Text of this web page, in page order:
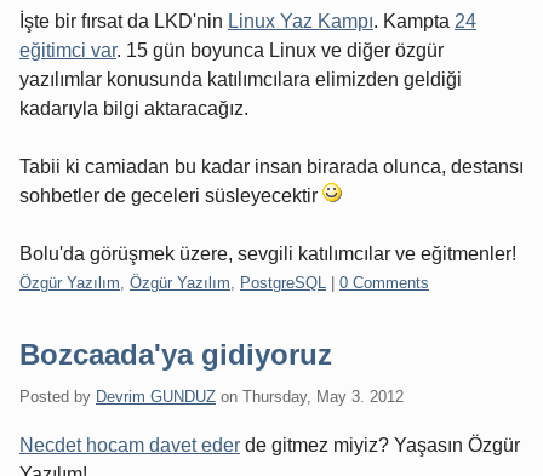
İşte bir fırsat da LKD'nin Linux Yaz Kampı. Kampta 24
eğitimci var. 15 gün boyunca Linux ve diğer özgür
yazılımlar konusunda katılımcılara elimizden geldiği
kadarıyla bilgi aktaracağız.
Tabii ki camiadan bu kadar insan birarada olunca, destansı
sohbetler de geceleri süsleyecektir
Bolu'da görüşmek üzere, sevgili katılımcılar ve eğitmenler!
Categories:
Özgür Yazılım Özgür Yazılım PostgreSQL 0 Comments
Bozcaada'ya gidiyoruz
Posted by Devrim GUNDUZ on Thursday, May 3. 2012
Necdet hocam davet eder de gitmez miyiz? Yaşasın Özgür